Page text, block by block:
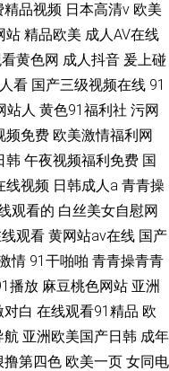
精品视频 日本高清v 欧美
站 精品欧美 成人AV在线
黄色网 成人抖音 爰上碰
看 国产三级视频在线 91
站人 黄色91福利社 污网
频免费 欧美激情福利网
韩 午夜视频福利免费 国
线视频 日韩成人a 青青操
观看的 白丝美女自慰网
观看 黄网站av在线 国产
情 91干啪啪 青青操青青
播放 麻豆桃色网站 亚洲
对白 在线观看91精品 欧
航 亚洲欧美国产日韩 成年
撸第四色 欧美一页 女同电